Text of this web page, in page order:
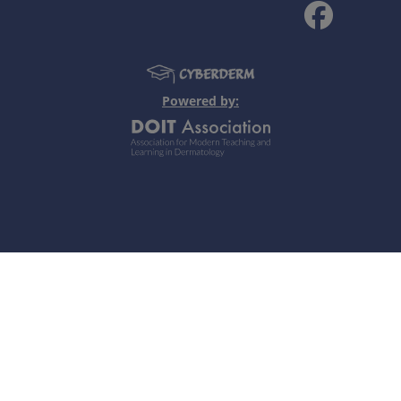
fluorescenza giallo-arancio alla luce di wood.
Powered by: